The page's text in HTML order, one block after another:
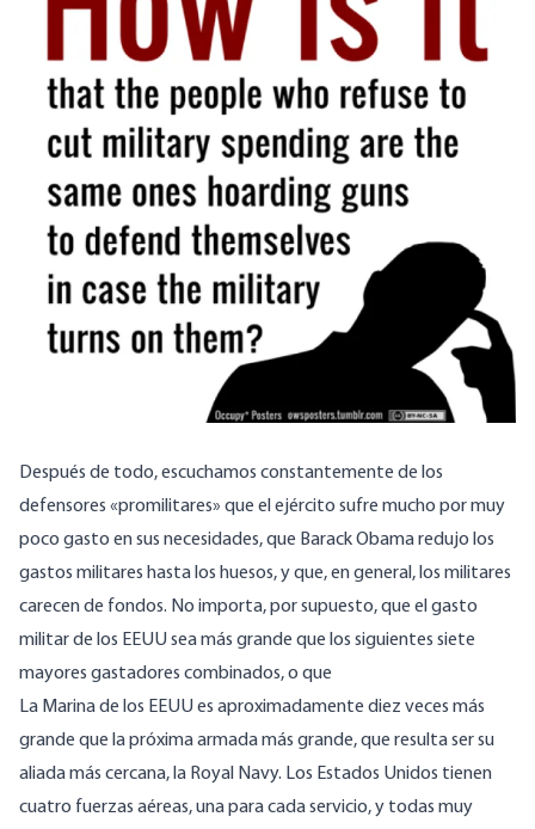
Después de todo, escuchamos constantemente de los
defensores «promilitares» que el ejército sufre mucho por muy
poco gasto en sus necesidades, que Barack Obamaredujo los
gastos militares hasta los huesos, y que, en general, los militares
carecen de fondos. No importa, por supuesto, que el gasto
militar de los EEUU sea más grande que los siguientes siete
mayores gastadores combinados,o que
La Marina de los EEUU es aproximadamente diez veces más
grande que la próxima armada más grande, que resulta ser su
aliada más cercana, la Royal Navy. Los Estados Unidos tienen
cuatro fuerzas aéreas, una para cada servicio, y todas muy